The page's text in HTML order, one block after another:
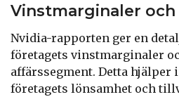
Vinstmarginaler
Nvidia-rapporten ger en
företagets vinstmarginaler
affärssegment. Detta hjälper
företagets lönsamhet och